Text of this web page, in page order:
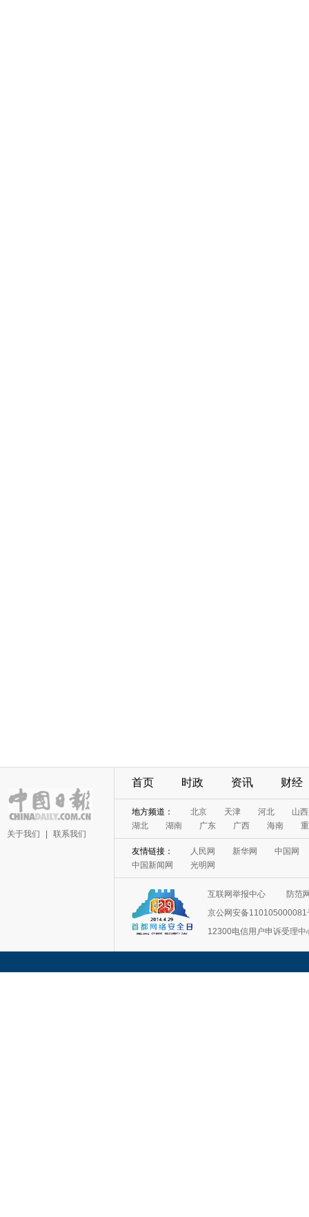
关于我们 联系我们
首页 时政 资讯 财经
地方频道： 北京 天津 河北
山西
湖北
湖南 广东 广西 海南
友情链接： 人民网 新华网
中国网
中国新闻网
光明网
互联网举报中心
防范
京公网安备110105000081
12300电信用户申诉受理中